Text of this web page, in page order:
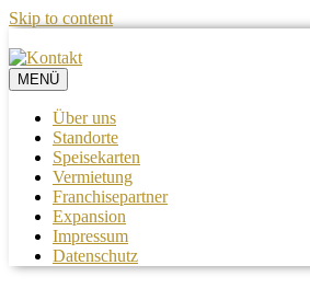
Skip to content
MENÜ
Über uns
Standorte
Speisekarten
Vermietung
Franchisepartner
Expansion
Impressum
Datenschutz